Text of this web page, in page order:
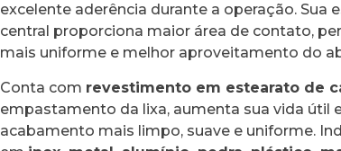
excelente aderência durante a operação. Sua
central proporciona maior área de contato,
mais uniforme e melhor aproveitamento do
Conta com revestimento em estearato de
empastamento da lixa, aumenta sua vida útil
acabamento mais limpo, suave e uniforme.